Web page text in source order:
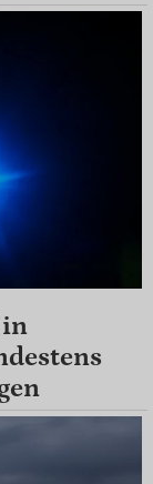
in